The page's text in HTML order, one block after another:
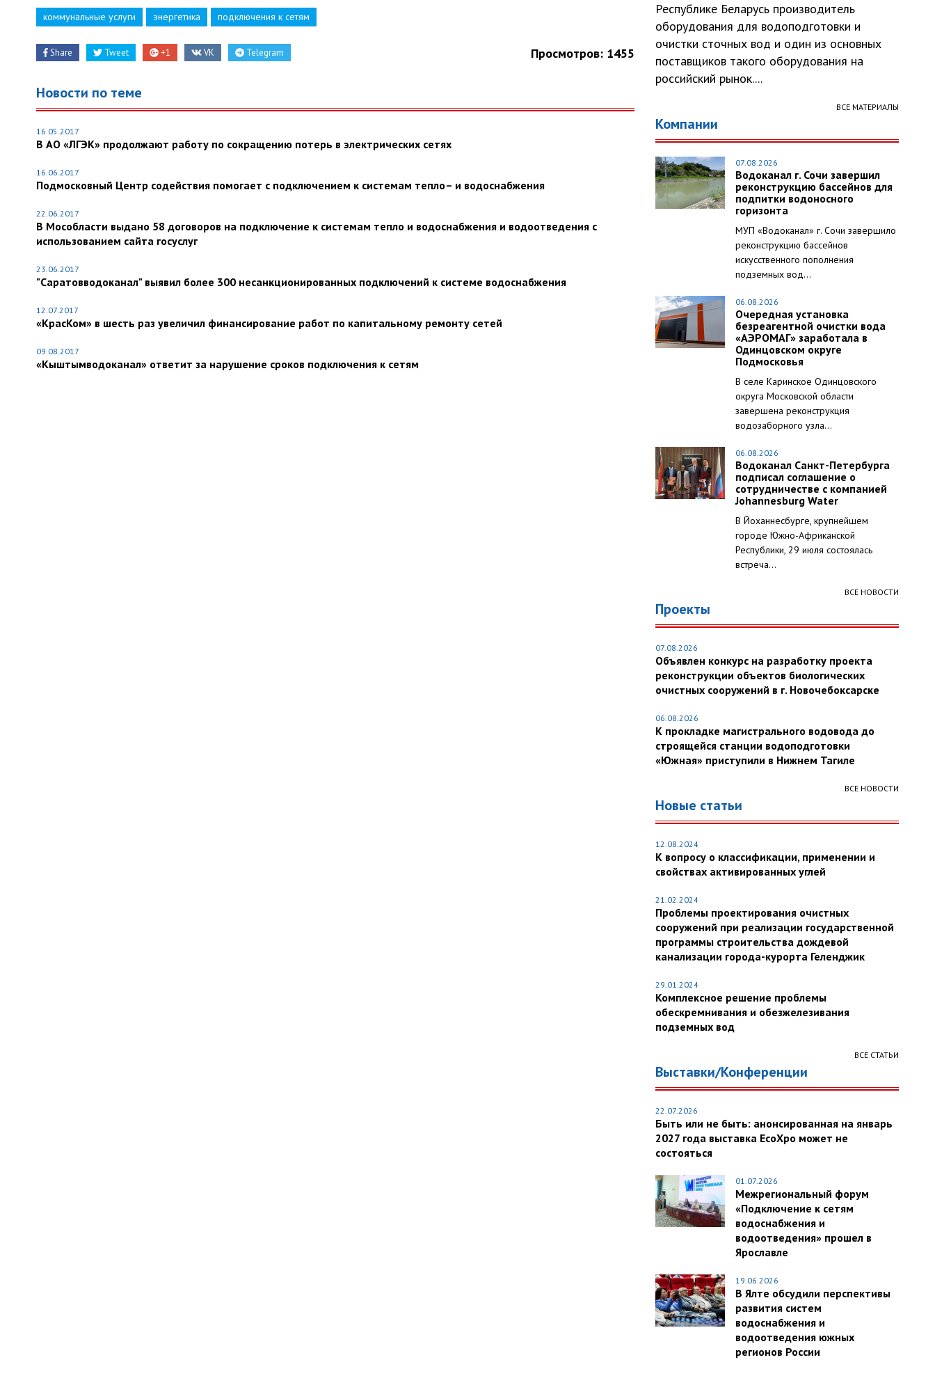
коммунальные услуги энергетика подключения к сетям
Share Tweet +1 VK Telegram Просмотров: 1455
Новости по теме
16.05.2017
В АО «ЛГЭК» продолжают работу по сокращению потерь в электрических сетях
16.06.2017
Подмосковный Центр содействия помогает с подключением к системам тепло– и водоснабжения
22.06.2017
В Мособласти выдано 58 договоров на подключение к системам тепло и водоснабжения и водоотведения с
использованием сайта госуслуг
23.06.2017
"Саратовводоканал" выявил более 300 несанкционированных подключений к системе водоснабжения
12.07.2017
«КрасКом» в шесть раз увеличил финансирование работ по капитальному ремонту сетей
09.08.2017
«Кыштымводоканал» ответит за нарушение сроков подключения к сетям
Республике Беларусь производитель
оборудования для водоподготовки и
очистки сточных вод и один из основных
поставщиков такого оборудования на
российский рынок....
ВСЕ МАТЕРИАЛЫ
Компании
07.08.2026
Водоканал г. Сочи завершил
реконструкцию бассейнов для
подпитки водоносного
горизонта
МУП «Водоканал» г. Сочи завершило
реконструкцию бассейнов
искусственного пополнения
подземных вод...
06.08.2026
Очередная установка
безреагентной очистки вода
«АЭРОМАГ» заработала в
Одинцовском округе
Подмосковья
В селе Каринское Одинцовского
округа Московской области
завершена реконструкция
водозаборного узла...
06.08.2026
Водоканал Санкт-Петербурга
подписал соглашение о
сотрудничестве с компанией
Johannesburg Water
В Йоханнесбурге, крупнейшем
городе Южно-Африканской
Республики, 29 июля состоялась
встреча...
ВСЕ НОВОСТИ
Проекты
07.08.2026
Объявлен конкурс на разработку проекта
реконструкции объектов биологических
очистных сооружений в г. Новочебоксарске
06.08.2026
К прокладке магистрального водовода до
строящейся станции водоподготовки
«Южная» приступили в Нижнем Тагиле
ВСЕ НОВОСТИ
Новые статьи
12.08.2024
К вопросу о классификации, применении и
свойствах активированных углей
21.02.2024
Проблемы проектирования очистных
сооружений при реализации государственной
программы строительства дождевой
канализации города-курорта Геленджик
29.01.2024
Комплексное решение проблемы
обескремнивания и обезжелезивания
подземных вод
ВСЕ СТАТЬИ
Выставки/Конференции
22.07.2026
Быть или не быть: анонсированная на январь
2027 года выставка EcoXpo может не
состояться
01.07.2026
Межрегиональный форум
«Подключение к сетям
водоснабжения и
водоотведения» прошел в
Ярославле
19.06.2026
В Ялте обсудили перспективы
развития систем
водоснабжения и
водоотведения южных
регионов России